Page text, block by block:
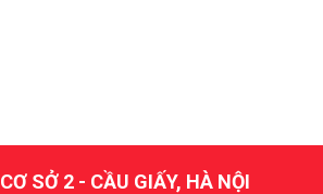
CƠ SỞ 2 - CẦU GIẤY, HÀ NỘI